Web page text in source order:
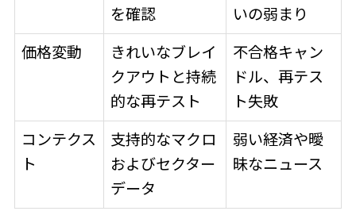
を確認
いの弱まり
価格変動
きれいなブレイ
クアウトと持続
的な再テスト
不合格キャン
ドル、再テス
ト失敗
コンテクス
ト
支持的なマクロ
およびセクター
データ
弱い経済や曖
昧なニュース